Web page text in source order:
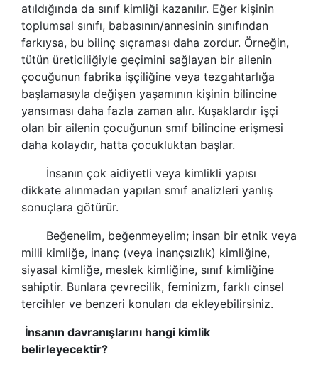
atıldığında da sınıf kimliği kazanılır. Eğer kişinin
toplumsal sınıfı, babasının/annesinin sınıfından
farkıysa, bu bilinç sıçraması daha zordur. Örneğin,
tütün üreticiliğiyle geçimini sağlayan bir ailenin
çocuğunun fabrika işçiliğine veya tezgahtarlığa
başlamasıyla değişen yaşamının kişinin bilincine
yansıması daha fazla zaman alır. Kuşaklardır işçi
olan bir ailenin çocuğunun smıf bilincine erişmesi
daha kolaydır, hatta çocukluktan başlar.
İnsanın çok aidiyetli veya kimlikli yapısı
dikkate alınmadan yapılan smıf analizleri yanlış
sonuçlara götürür.
Beğenelim, beğenmeyelim; insan bir etnik veya
milli kimliğe, inanç (veya inançsızlık) kimliğine,
siyasal kimliğe, meslek kimliğine, sınıf kimliğine
sahiptir. Bunlara çevrecilik, feminizm, farklı cinsel
tercihler ve benzeri konuları da ekleyebilirsiniz.
İnsanın davranışlarını hangi kimlik
belirleyecektir?